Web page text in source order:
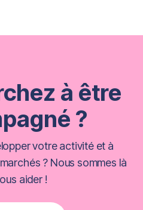
à être
?
votre activité et à
? Nous sommes là
aider !